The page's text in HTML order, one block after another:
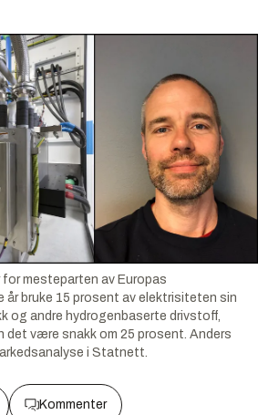
for mesteparten av Europas
år bruke 15 prosent av elektrisiteten sin
og andre hydrogenbaserte drivstoff,
det være snakk om 25 prosent. Anders
i Statnett.
Kommenter